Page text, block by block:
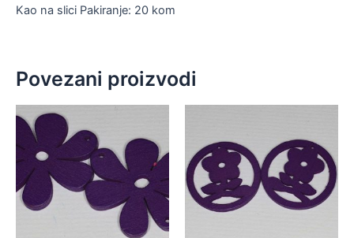
Kao na slici Pakiranje: 20 kom
Povezani proizvodi